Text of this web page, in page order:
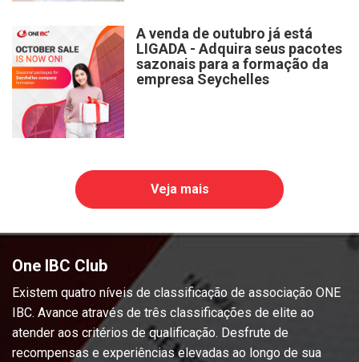
A venda de outubro já está
LIGADA - Adquira seus pacotes
sazonais para a formação da
empresa Seychelles
Veja mais
One IBC Club
Existem quatro níveis de classificação de associação ONE
IBC. Avance através de três classificações de elite ao
atender aos critérios de qualificação. Desfrute de
recompensas e experiências elevadas ao longo de sua